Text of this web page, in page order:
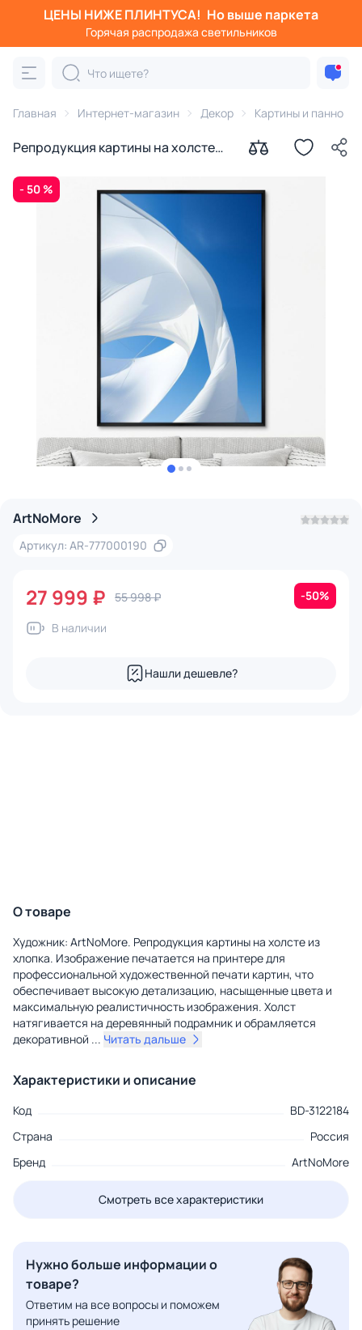
ЦЕНЫ НИЖЕ ПЛИНТУСА! Но выше паркета
Горячая распродажа светильников
Главная Интернет-магазин Декор Картины и панно
Репродукция картины на холсте
- 50 %
ArtNoMore
Артикул: AR-777000190
27 999 ₽ 55 998 ₽ -50%
В наличии
Нашли дешевле?
О товаре
Художник: ArtNoMore. Репродукция картины на холсте из
хлопка. Изображение печатается на принтере для
профессиональной художественной печати картин, что
обеспечивает высокую детализацию, насыщенные цвета и
максимальную реалистичность изображения. Холст
натягивается на деревянный подрамник и обрамляется
декоративной ... Читать дальше
Характеристики и описание
Код
BD-3122184
Страна
Россия
Бренд
ArtNoMore
Смотреть все характеристики
Нужно больше информации о
товаре?
Ответим на все вопросы и поможем
принять решение